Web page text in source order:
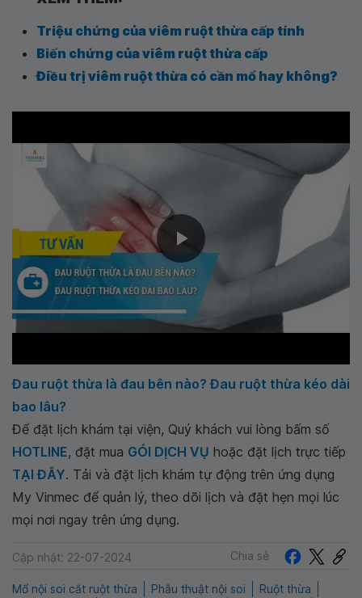
Triệu chứng của viêm ruột thừa cấp tính
Biến chứng của viêm ruột thừa cấp
Điều trị viêm ruột thừa có cần mổ hay không?
Đau ruột thừa là đau bên nào? Đau ruột thừa kéo dài
bao lâu?
Để đặt lịch khám tại viện, Quý khách vui lòng bấm số
HOTLINE, đặt mua GÓI DỊCH VỤ hoặc đặt lịch trực tiếp
TẠI ĐÂY. Tải và đặt lịch khám tự động trên ứng dụng
My Vinmec để quản lý, theo dõi lịch và đặt hẹn mọi lúc
mọi nơi ngay trên ứng dụng.
Cập nhật: 22-07-2024 Chia sẻ
Mổ nội soi cắt ruột thừa Phẫu thuật nội soi
Ruột thừa